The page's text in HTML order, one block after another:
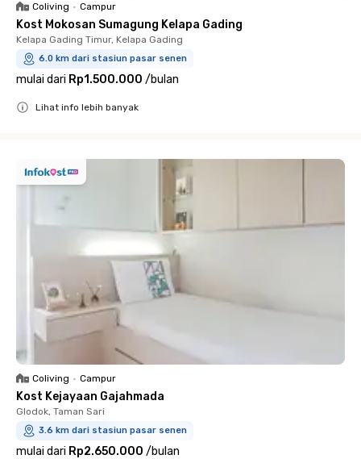
Coliving • Campur
Kost Mokosan Sumagung Kelapa Gading
Kelapa Gading Timur, Kelapa Gading
6.0 km dari stasiun pasar senen
mulai dari Rp1.500.000 /bulan
Lihat info lebih banyak
Coliving • Campur
Kost Kejayaan Gajahmada
Glodok, Taman Sari
3.6 km dari stasiun pasar senen
mulai dari Rp2.650.000 /bulan